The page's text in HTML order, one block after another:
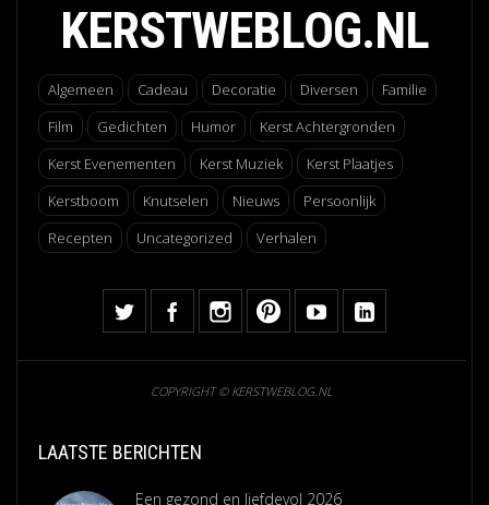
KERSTWEBLOG.NL
Algemeen Cadeau Decoratie Diversen
Familie
Film
Gedichten Humor
Kerst Achtergronden
Kerst Evenementen
Kerst Muziek
Kerst Plaatjes
Kerstboom
Knutselen Nieuws
Persoonlijk
Recepten
Uncategorized Verhalen
COPYRIGHT © KERSTWEBLOG.NL
LAATSTE BERICHTEN
Een gezond en liefdevol 2026